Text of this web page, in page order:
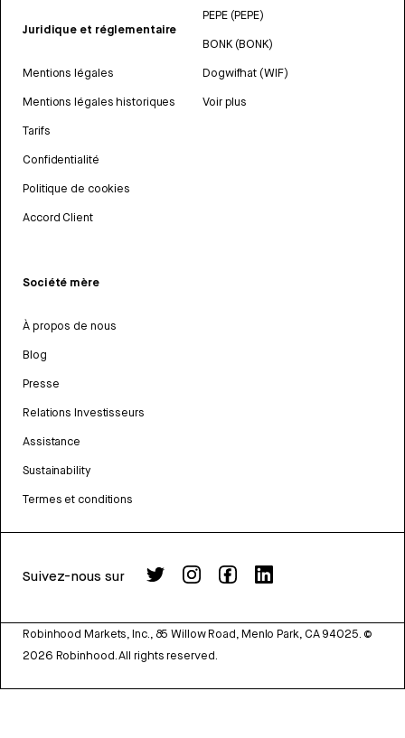
Juridique et réglementaire
Mentions légales
Mentions légales historiques
Tarifs
Confidentialité
Politique de cookies
Accord Client
PEPE (PEPE)
BONK (BONK)
Dogwifhat (WIF)
Voir plus
Société mère
À propos de nous
Blog
Presse
Relations Investisseurs
Assistance
Sustainability
Termes et conditions
Suivez-nous sur
Robinhood Markets, Inc., 85 Willow Road, Menlo Park, CA 94025. ©
2026 Robinhood. All rights reserved.